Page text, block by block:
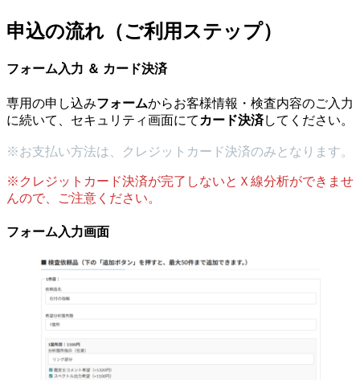
申込の流れ（ご利用ステップ）
フォーム入力 ＆ カード決済
専用の申し込みフォームからお客様情報・検査内容のご入力
に続いて、セキュリティ画面にて カード決済してください。
※お支払い方法は、クレジットカード決済のみとなります。
※クレジットカード決済が完了しないとＸ線分析ができませ
んので、ご注意ください。
フォーム入力画面